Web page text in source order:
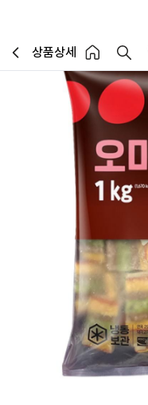
이전페이지로 이동
상품상세
홈 버튼홈